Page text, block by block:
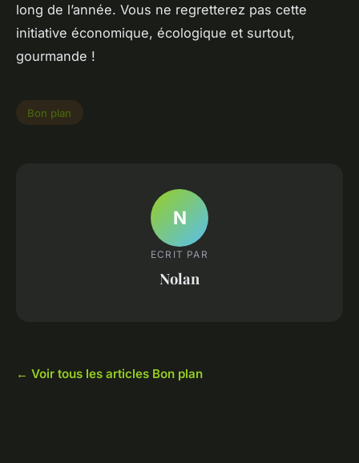
long de l’année. Vous ne regretterez pas cette
initiative économique, écologique et surtout,
gourmande !
Bon plan
N
ECRIT PAR
Nolan
← Voir tous les articles Bon plan